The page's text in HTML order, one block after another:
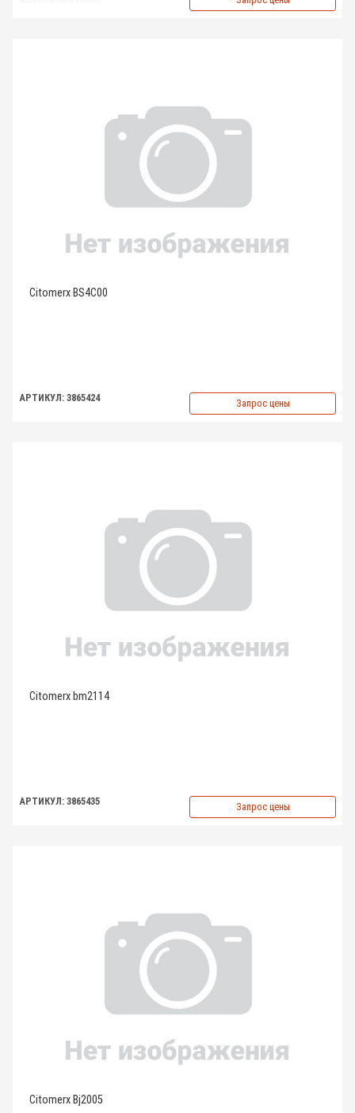
Citomerx BS4C00
АРТИКУЛ: 3865424 Запрос цены
Citomerx bm2114
АРТИКУЛ: 3865435 Запрос цены
Citomerx Bj2005